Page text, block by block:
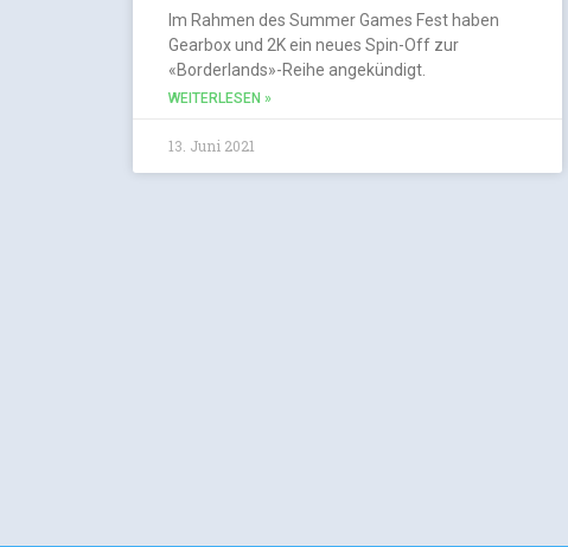
Im Rahmen des Summer Games Fest haben
Gearbox und 2K ein neues Spin-Off zur
«Borderlands»-Reihe angekündigt.
WEITERLESEN »
13. Juni 2021